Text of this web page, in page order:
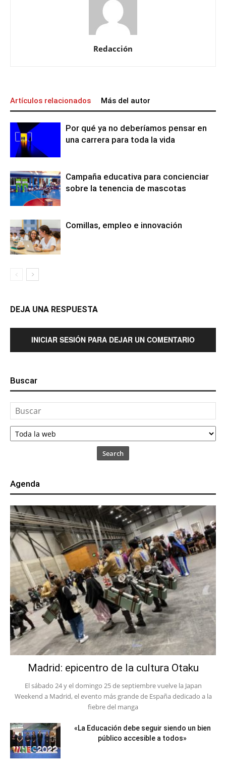
Redacción
Artículos relacionados Más del autor
Por qué ya no deberíamos pensar en
una carrera para toda la vida
Campaña educativa para concienciar
sobre la tenencia de mascotas
Comillas, empleo e innovación
DEJA UNA RESPUESTA
INICIAR SESIÓN PARA DEJAR UN COMENTARIO
Buscar
Search
Agenda
Madrid: epicentro de la cultura Otaku
El sábado 24 y el domingo 25 de septiembre vuelve la Japan
Weekend a Madrid, el evento más grande de España dedicado a la
fiebre del manga
«La Educación debe seguir siendo un bien
público accesible a todos»